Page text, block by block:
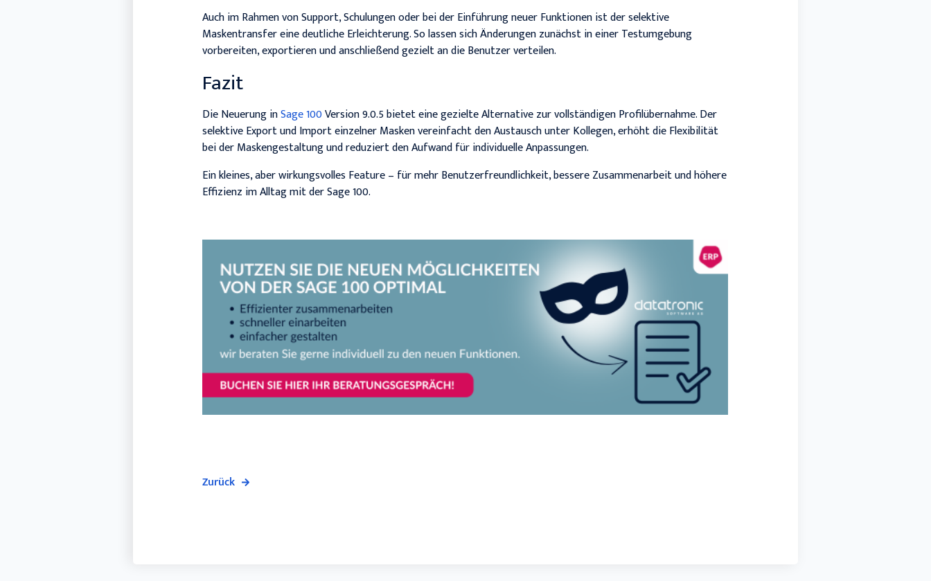
Auch im Rahmen von Support, Schulungen oder bei der Einführung neuer Funktionen ist der selektive
Maskentransfer eine deutliche Erleichterung. So lassen sich Änderungen zunächst in einer Testumgebung
vorbereiten, exportieren und anschließend gezielt an die Benutzer verteilen.
Fazit
Die Neuerung inSage 100Version 9.0.5 bietet eine gezielte Alternative zur vollständigen Profilübernahme. Der
selektive Export und Import einzelner Masken vereinfacht den Austausch unter Kollegen, erhöht die Flexibilität
bei der Maskengestaltung und reduziert den Aufwand für individuelle Anpassungen.
Ein kleines, aber wirkungsvolles Feature – für mehr Benutzerfreundlichkeit, bessere Zusammenarbeit und höhere
Effizienz im Alltag mit der Sage 100.
Zurück